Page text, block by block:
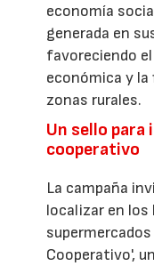
economía
generada en
favoreciendo
económica y la
zonas rurales.
Un sello
cooperativo
La campaña
localizar en los
Cooperativo',